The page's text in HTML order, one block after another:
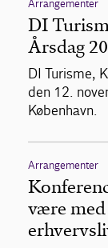
Arrangementer
DI
Årsdag
DI Turisme,
den 12.
København.
Arrangementer
være